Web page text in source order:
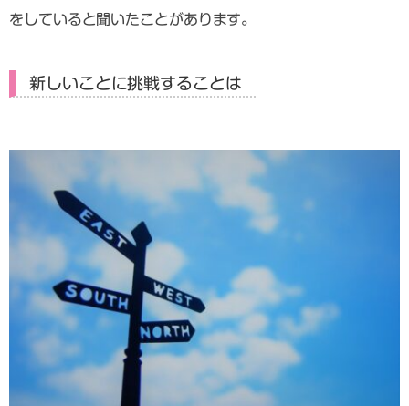
をしていると聞いたことがあります。
新しいことに挑戦することは